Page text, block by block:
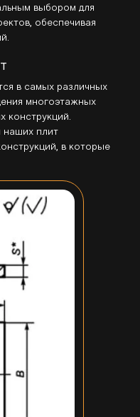
выбором для
обеспечивая
в самых различных
многоэтажных
конструкций.
плит
в которые